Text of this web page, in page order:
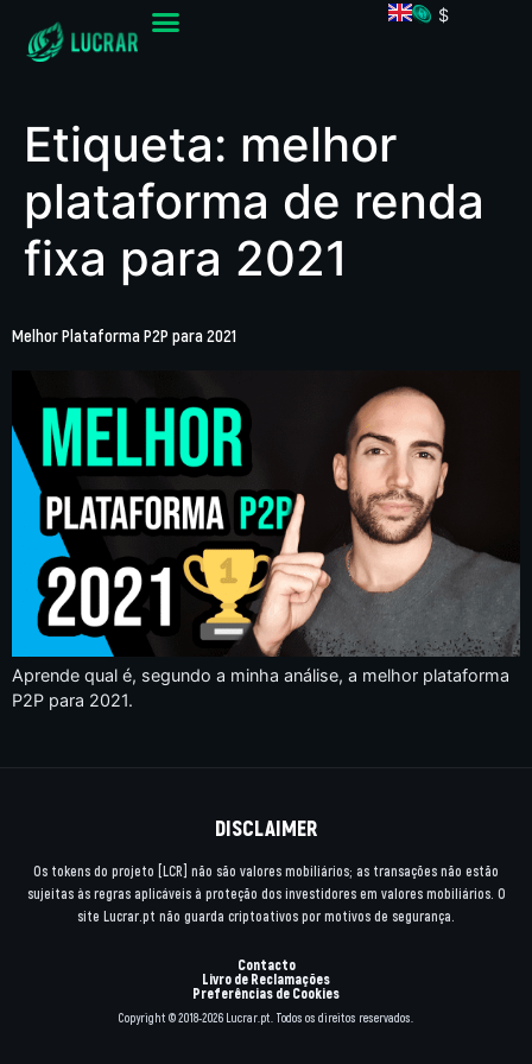
$
Etiqueta: melhor
plataforma de renda
fixa para 2021
Melhor Plataforma P2P para 2021
Aprende qual é, segundo a minha análise, a melhor plataforma
P2P para 2021.
DISCLAIMER
Os tokens do projeto [LCR] não são valores mobiliários; as transações não estão
sujeitas às regras aplicáveis à proteção dos investidores em valores mobiliários. O
site Lucrar.pt não guarda criptoativos por motivos de segurança.
Contacto
Livro de Reclamações
Preferências de Cookies
Copyright © 2018-2026 Lucrar.pt. Todos os direitos reservados.